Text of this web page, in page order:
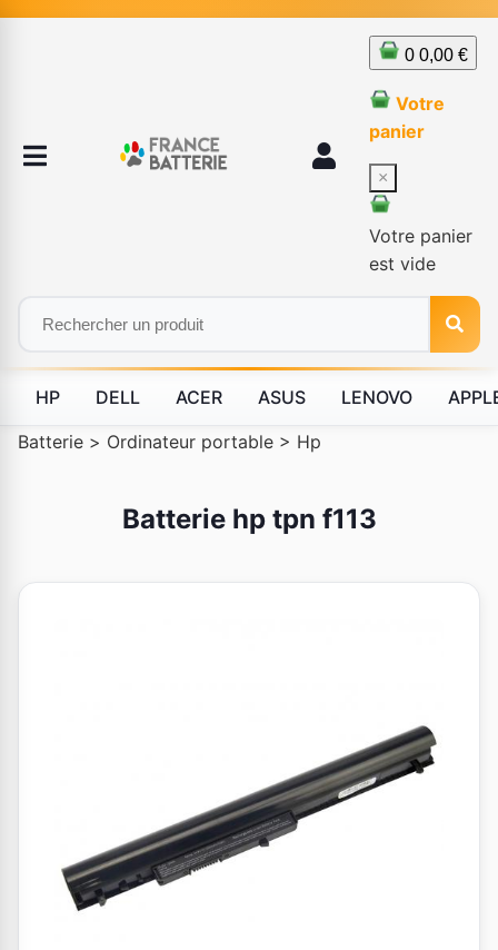
0 0,00 €
Votre
panier
×
Votre panier
est vide
HP DELL ACER ASUS LENOVO
Batterie > Ordinateur portable > Hp
Batterie hp tpn f113